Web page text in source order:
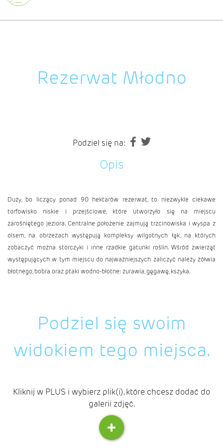
Rezerwat Młodno
Podziel się na:
Opis
Duży, bo liczący ponad 90 hektarów rezerwat, to niezwykle ciekawe
torfowisko niskie i przejściowe, które utworzyło się na miejscu
zarośniętego jeziora. Centralne położenie zajmują trzcinowiska i wyspa z
olsem, na obrzeżach występują kompleksy wilgotnych łąk, na których
zobaczyć można storczyki i inne rzadkie gatunki roślin. Wśród zwierząt
występujących w tym miejscu do najważniejszych zaliczyć należy żółwia
błotnego, bobra oraz ptaki wodno-błotne: żurawia, gęgawę, kszyka.
Podziel się swoim
widokiem tego miejsca.
Kliknij w PLUS i wybierz plik(i), które chcesz dodać do
galerii zdjęć.